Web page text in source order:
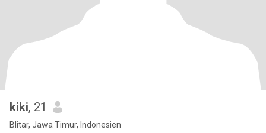
kiki, 21
Blitar, Jawa Timur, Indonesien